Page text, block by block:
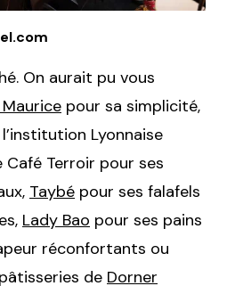
On aurait pu vous
pour sa simplicité,
Lyonnaise
Café Terroir pour ses
Taybé pour ses falafels
Lady Bao pour ses pains
réconfortants ou
de Dorner